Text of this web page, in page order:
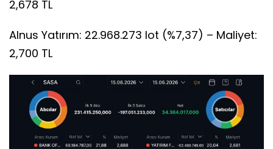
2,678 TL
Alnus Yatırım: 22.968.273 lot (%7,37) – Maliyet:
2,700 TL